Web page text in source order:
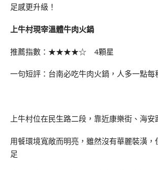
足感更升級！
上牛村現宰溫體牛肉火鍋
推薦指數：★★★★☆ 4顆星
一句短評：台南必吃牛肉火鍋，人多一點每
上牛村位在民生路二段，靠近康樂街、海安
用餐環境寬敞而明亮，雖然沒有華麗裝潢
足